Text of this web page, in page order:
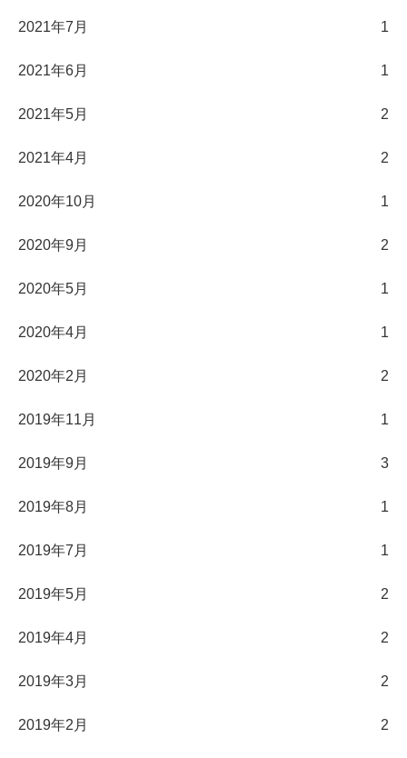
2021年7月 1
2021年6月 1
2021年5月 2
2021年4月 2
2020年10月 1
2020年9月 2
2020年5月 1
2020年4月 1
2020年2月 2
2019年11月 1
2019年9月 3
2019年8月 1
2019年7月 1
2019年5月 2
2019年4月 2
2019年3月 2
2019年2月 2